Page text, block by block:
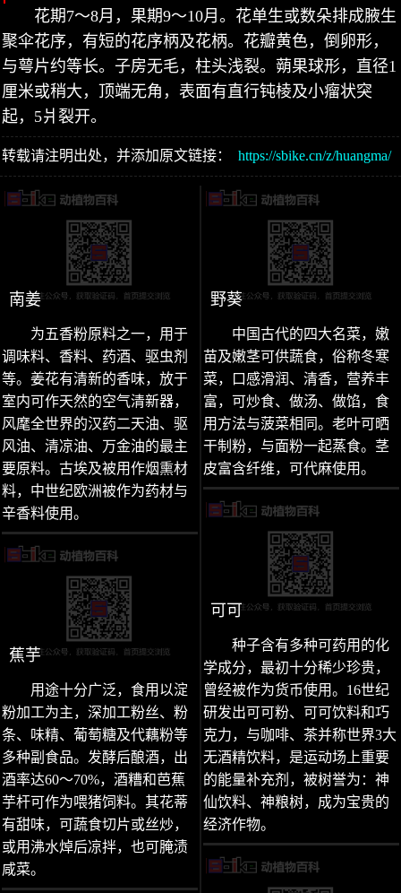
花期7～8月，果期9～10月。花单生或数朵排成腋生
聚伞花序，有短的花序柄及花柄。花瓣黄色，倒卵形，
与萼片约等长。子房无毛，柱头浅裂。蒴果球形，直径1
厘米或稍大，顶端无角，表面有直行钝棱及小瘤状突
起，5爿裂开。
转载请注明出处，并添加原文链接： https://sbike.cn/z/huangma/
南姜
为五香粉原料之一，用于
调味料、香料、药酒、驱虫剂
等。姜花有清新的香味，放于
室内可作天然的空气清新器，
风麾全世界的汉药二天油、驱
风油、清凉油、万金油的最主
要原料。古埃及被用作烟熏材
料，中世纪欧洲被作为药材与
辛香料使用。
蕉芋
用途十分广泛，食用以淀
粉加工为主，深加工粉丝、粉
条、味精、葡萄糖及代藕粉等
多种副食品。发酵后酿酒，出
酒率达60～70%，酒糟和芭蕉
芋杆可作为喂猪饲料。其花蒂
有甜味，可蔬食切片或丝炒，
或用沸水焯后凉拌，也可腌渍
咸菜。
野葵
中国古代的四大名菜，嫩
苗及嫩茎可供蔬食，俗称冬寒
菜，口感滑润、清香，营养丰
富，可炒食、做汤、做馅，食
用方法与菠菜相同。老叶可晒
干制粉，与面粉一起蒸食。茎
皮富含纤维，可代麻使用。
可可
种子含有多种可药用的化
学成分，最初十分稀少珍贵，
曾经被作为货币使用。16世纪
研发出可可粉、可可饮料和巧
克力，与咖啡、茶并称世界3大
无酒精饮料，是运动场上重要
的能量补充剂，被树誉为：神
仙饮料、神粮树，成为宝贵的
经济作物。